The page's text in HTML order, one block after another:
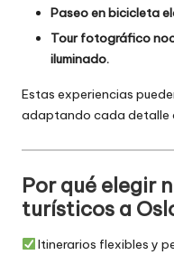
Paseo en bicicleta
Tour fotográfico
iluminado.
Estas experiencias
adaptando cada detalle
Por qué elegir
turísticos a
Itinerarios flexibles y